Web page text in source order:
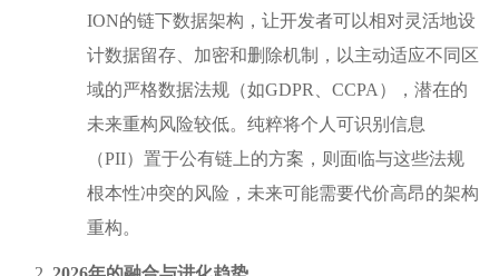
ION的链下数据架构，让开发者可以相对灵活地设
计数据留存、加密和删除机制，以主动适应不同区
域的严格数据法规（如GDPR、CCPA），潜在的
未来重构风险较低。纯粹将个人可识别信息
（PII）置于公有链上的方案，则面临与这些法规
根本性冲突的风险，未来可能需要代价高昂的架构
重构。